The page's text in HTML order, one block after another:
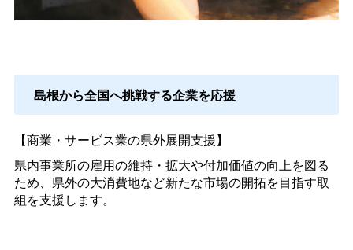
島根から全国へ挑戦する企業を応援
【商業・サービス業の県外展開支援】
県内事業所の雇用の維持・拡大や付加価値の向上を図る
ため、県外の大消費地など新たな市場の開拓を目指す取
組を支援します。